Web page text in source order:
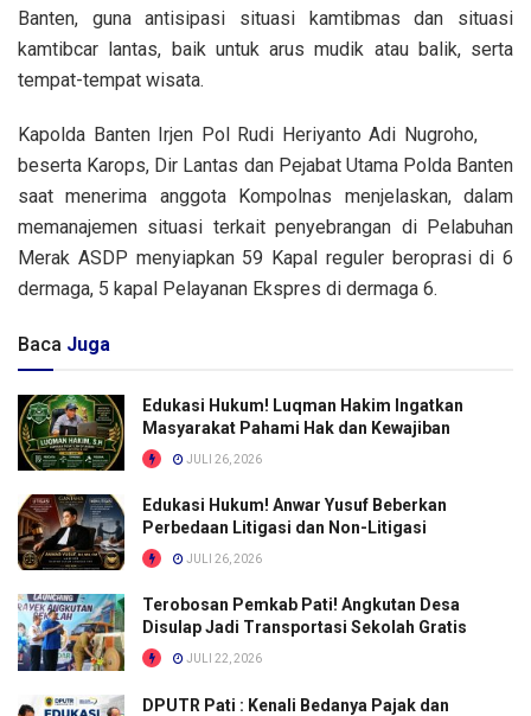
Banten, guna antisipasi situasi kamtibmas dan situasi
kamtibcar lantas, baik untuk arus mudik atau balik, serta
tempat-tempat wisata.
Kapolda Banten Irjen Pol Rudi Heriyanto Adi Nugroho,
beserta Karops, Dir Lantas dan Pejabat Utama Polda Banten
saat menerima anggota Kompolnas menjelaskan, dalam
memanajemen situasi terkait penyebrangan di Pelabuhan
Merak ASDP menyiapkan 59 Kapal reguler beroprasi di 6
dermaga, 5 kapal Pelayanan Ekspres di dermaga 6.
Baca Juga
Edukasi Hukum! Luqman Hakim Ingatkan
Masyarakat Pahami Hak dan Kewajiban
JULI 26, 2026
Edukasi Hukum! Anwar Yusuf Beberkan
Perbedaan Litigasi dan Non-Litigasi
JULI 26, 2026
Terobosan Pemkab Pati! Angkutan Desa
Disulap Jadi Transportasi Sekolah Gratis
JULI 22, 2026
DPUTR Pati : Kenali Bedanya Pajak dan